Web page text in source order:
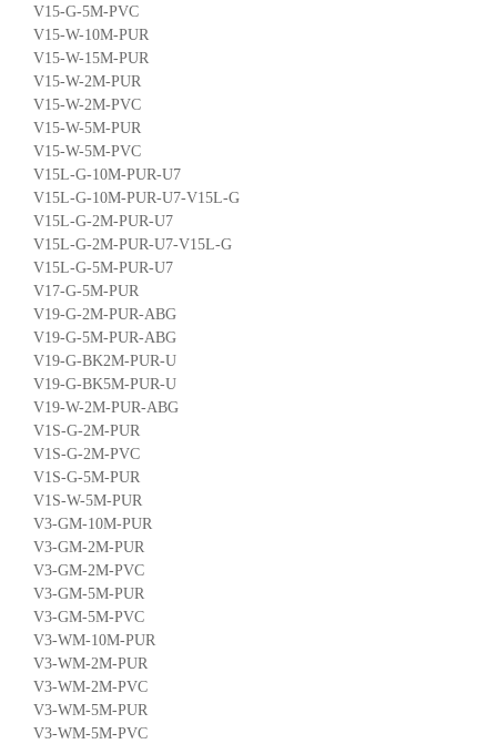
V15-G-5M-PVC
V15-W-10M-PUR
V15-W-15M-PUR
V15-W-2M-PUR
V15-W-2M-PVC
V15-W-5M-PUR
V15-W-5M-PVC
V15L-G-10M-PUR-U7
V15L-G-10M-PUR-U7-V15L-G
V15L-G-2M-PUR-U7
V15L-G-2M-PUR-U7-V15L-G
V15L-G-5M-PUR-U7
V17-G-5M-PUR
V19-G-2M-PUR-ABG
V19-G-5M-PUR-ABG
V19-G-BK2M-PUR-U
V19-G-BK5M-PUR-U
V19-W-2M-PUR-ABG
V1S-G-2M-PUR
V1S-G-2M-PVC
V1S-G-5M-PUR
V1S-W-5M-PUR
V3-GM-10M-PUR
V3-GM-2M-PUR
V3-GM-2M-PVC
V3-GM-5M-PUR
V3-GM-5M-PVC
V3-WM-10M-PUR
V3-WM-2M-PUR
V3-WM-2M-PVC
V3-WM-5M-PUR
V3-WM-5M-PVC